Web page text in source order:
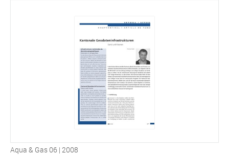
Aqua & Gas 06 | 2008